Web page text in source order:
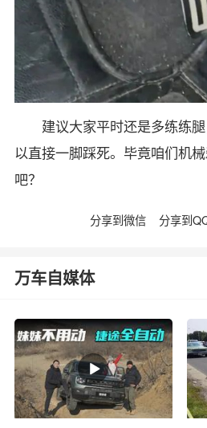
建议大家平时还是多练练
以直接一脚踩死。毕竟咱们机
吧？
分享到微信 分享到
万车自媒体